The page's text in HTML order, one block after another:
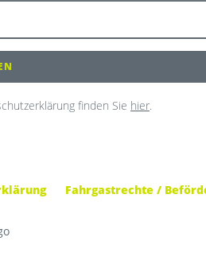
finden Sie hier.
Fahrgastrechte /